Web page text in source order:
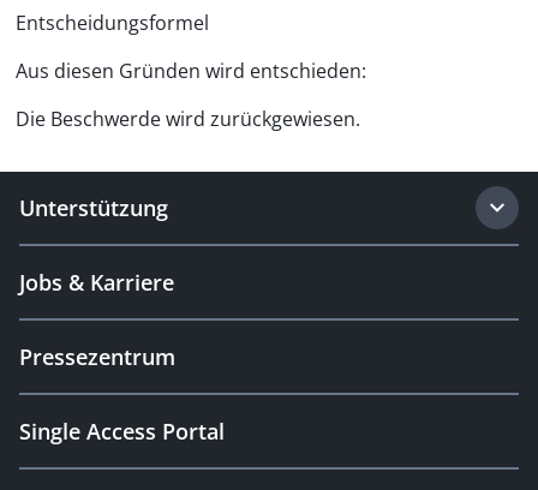
Entscheidungsformel
Aus diesen Gründen wird entschieden:
Die Beschwerde wird zurückgewiesen.
Unterstützung
Jobs & Karriere
Pressezentrum
Single Access Portal